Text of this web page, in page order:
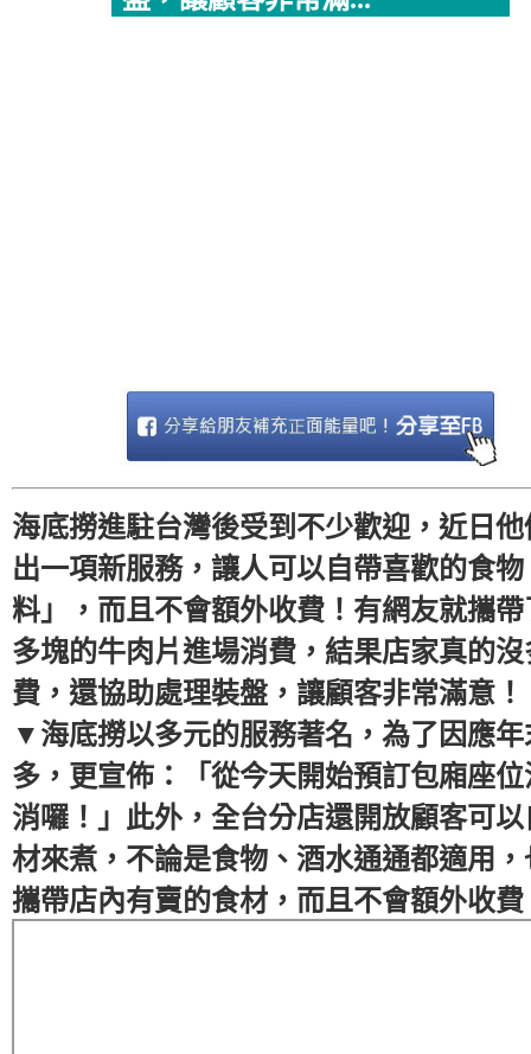
海底撈進駐台灣後受到不少歡迎，近日
出一項新服務，讓人可以自帶喜歡的食物
料」，而且不會額外收費！有網友就攜帶
多塊的牛肉片進場消費，結果店家真的沒
費，還協助處理裝盤，讓顧客非常滿意！
▼海底撈以多元的服務著名，為了因應年
多，更宣佈：「從今天開始預訂包廂座
消囉！」此外，全台分店還開放顧客可
材來煮，不論是食物、酒水通通都適用，
攜帶店內有賣的食材，而且不會額外收費